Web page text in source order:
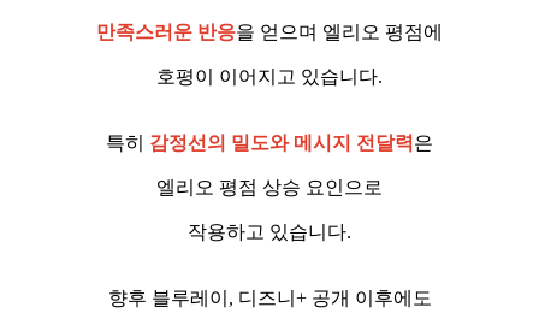
만족스러운 반응을 얻으며 엘리오 평점에
호평이 이어지고 있습니다.
특히 감정선의 밀도와 메시지 전달력 은
엘리오 평점 상승 요인으로
작용하고 있습니다.
향후 블루레이, 디즈니+ 공개 이후에도